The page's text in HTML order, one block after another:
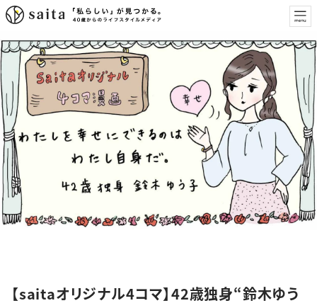
【saitaオリジナル4コマ】42歳独身“鈴木ゆう